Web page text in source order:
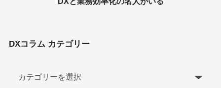
DXコラム カテゴリー